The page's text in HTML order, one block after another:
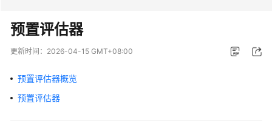
最
新
动
品
预置评估器
更新时间： 2026-04-15 GMT+08:00
预置评估器概览
预置评估器